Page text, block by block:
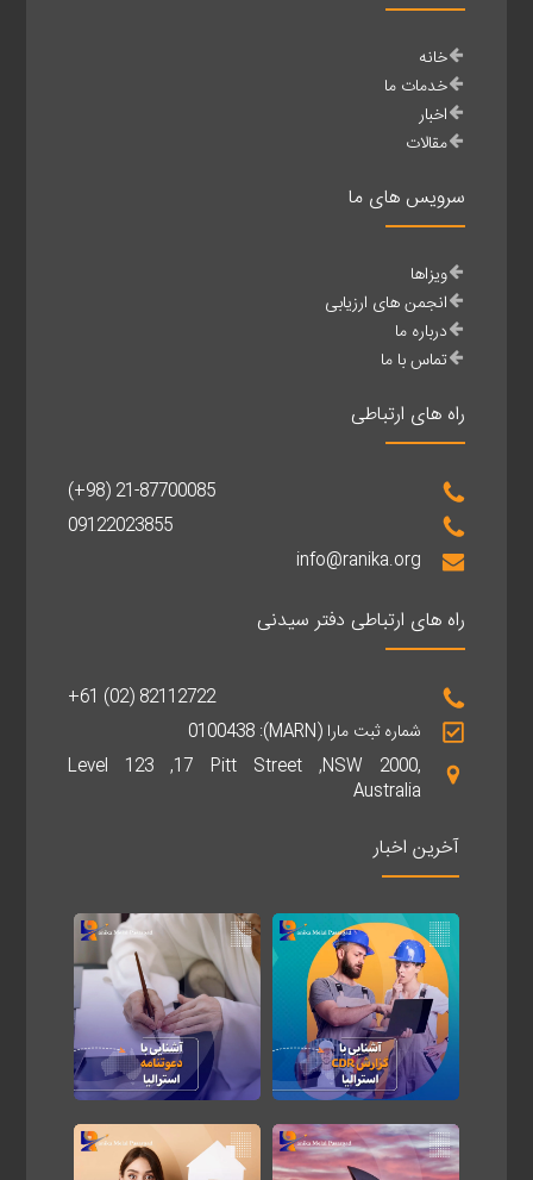
خانه
خدمات ما
اخبار
مقالات
سرویس های ما
ویزاها
انجمن های ارزیابی
درباره ما
تماس با ما
راه های ارتباطی
(+98) 21-87700085
09122023855
info@ranika.org
راه های ارتباطی دفتر سیدنی
+61 (02) 82112722
شماره ثبت مارا (MARN): 0100438
Level 123 ,17 Pitt Street ,NSW 2000,
Australia
آخرین اخبار